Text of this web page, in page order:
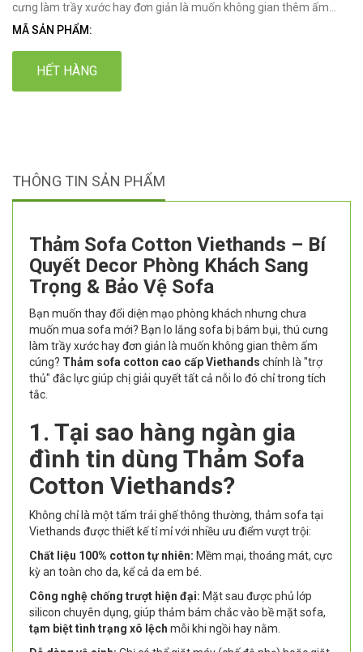
cưng làm trầy xước hay đơn giản là muốn không gian thêm ấm...
MÃ SẢN PHẨM:
HẾT HÀNG
THÔNG TIN SẢN PHẨM
Thảm Sofa Cotton Viethands – Bí
Quyết Decor Phòng Khách Sang
Trọng & Bảo Vệ Sofa
Bạn muốn thay đổi diện mạo phòng khách nhưng chưa
muốn mua sofa mới? Bạn lo lắng sofa bị bám bụi, thú cưng
làm trầy xước hay đơn giản là muốn không gian thêm ấm
cúng? Thảm sofa cotton cao cấp Viethands chính là "trợ
thủ" đắc lực giúp chị giải quyết tất cả nỗi lo đó chỉ trong tích
tắc.
1. Tại sao hàng ngàn gia
đình tin dùng Thảm Sofa
Cotton Viethands?
Không chỉ là một tấm trải ghế thông thường, thảm sofa tại
Viethands được thiết kế tỉ mỉ với nhiều ưu điểm vượt trội:
Chất liệu 100% cotton tự nhiên: Mềm mại, thoáng mát, cực
kỳ an toàn cho da, kể cả da em bé.
Công nghệ chống trượt hiện đại: Mặt sau được phủ lớp
silicon chuyên dụng, giúp thảm bám chắc vào bề mặt sofa,
tạm biệt tình trạng xô lệch mỗi khi ngồi hay nằm.